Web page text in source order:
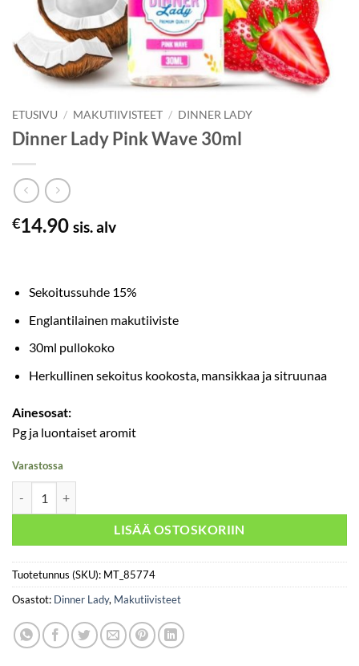
ETUSIVU / MAKUTIIVISTEET / DINNER LADY
Dinner Lady Pink Wave 30ml
€14.90 sis. alv
Sekoitussuhde 15%
Englantilainen makutiiviste
30ml pullokoko
Herkullinen sekoitus kookosta, mansikkaa ja sitruunaa
Ainesosat:
Pg ja luontaiset aromit
Varastossa
LISÄÄ OSTOSKORIIN
Tuotetunnus (SKU): MT_85774
Osastot: Dinner Lady, Makutiivisteet